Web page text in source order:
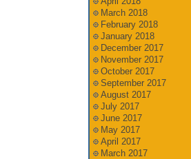
March 2018
February 2018
January 2018
December 2017
November 2017
October 2017
September 2017
August 2017
July 2017
June 2017
May 2017
April 2017
March 2017